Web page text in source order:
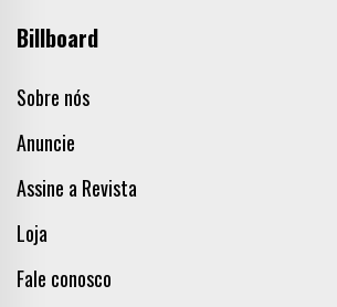
Billboard
Sobre nós
Anuncie
Assine a Revista
Loja
Fale conosco